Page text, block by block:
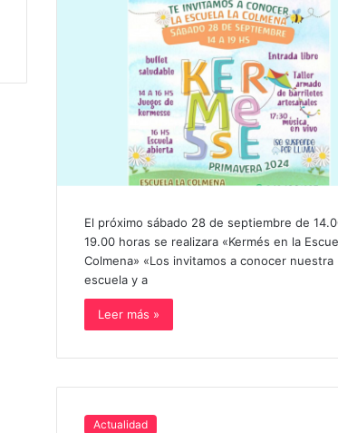
El próximo sábado 28 de septiembre de
19.00 horas se realizara «Kermés en la
Colmena» «Los invitamos a conocer nuestra
escuela y a
Leer más »
Actualidad